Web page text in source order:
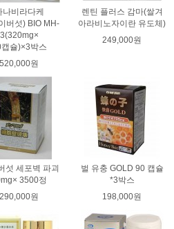
나비라다케
버섯) BIO MH-
3(320mg×
슐)×3박스
520,000원
렌틴 플러스 감마(쌀겨
아라비노자이란 유도체)
249,000원
섯 세포벽 파괴
3500정
290,000원
벌 유충 GOLD 90 캡슐
*3박스
198,000원